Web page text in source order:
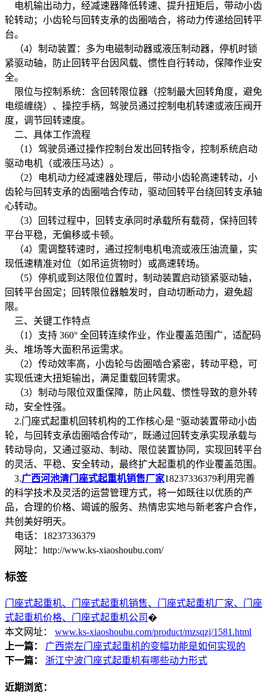
电机输出动力，经减速器降低转速、提升扭矩后，带动小齿
轮转动；小齿轮与回转支承的齿圈啮合，将动力传递给回转平
台。
（4）制动装置：多为电磁制动器或液压制动器，停机时锁
紧驱动轴，防止回转平台因风载、惯性自行转动，保障作业安
全。
限位与控制系统：含回转限位器（控制最大回转角度，避免
电缆缠绕）、操控手柄，驾驶员通过控制电机转速或液压阀开
度，调节回转速度。
二、具体工作流程
（1）驾驶员通过操作控制台发出回转指令，控制系统启动
驱动电机（或液压马达）。
（2）电机动力经减速器处理后，带动小齿轮高速转动，小
齿轮与回转支承的齿圈啮合传动，驱动回转平台绕回转支承轴
心转动。
（3）回转过程中，回转支承同时承载所有载荷，保持回转
平台平稳，无偏移或卡顿。
（4）需调整转速时，通过控制电机电流或液压油流量，实
现低速精准对位（如吊运货物时）或高速转场。
（5）停机或到达限位位置时，制动装置启动锁紧驱动轴，
回转平台固定；回转限位器触发时，自动切断动力，避免超
限。
三、关键工作特点
（1）支持 360° 全回转连续作业，作业覆盖范围广，适配码
头、堆场等大面积吊运需求。
（2）传动效率高，小齿轮与齿圈啮合紧密，转动平稳，可
实现低速大扭矩输出，满足重载回转需求。
（3）制动与限位双重保障，防止风载、惯性导致的意外转
动，安全性强。
2.门座式起重机回转机构的工作核心是 “驱动装置带动小齿
轮，与回转支承齿圈啮合传动”，既通过回转支承实现承载与
转动导向，又通过驱动、制动、限位装置协同，实现回转平台
的灵活、平稳、安全转动，最终扩大起重机的作业覆盖范围。
3.广西河池清门座式起重机销售厂家18237336379利用完善
的科学技术及灵活的运营管理方式，将一如既往以优质的产
品，合理的价格、竭诚的服务、热情忠实地与新老客户合作，
共创美好明天。
电话：18237336379
网址：http://www.ks-xiaoshoubu.com/
标签
门座式起重机、门座式起重机销售、门座式起重机厂家、门座
式起重机价格、门座式起重机公司 �
本文网址： www.ks-xiaoshoubu.com/product/mzsqzj/1581.html
上一篇：
广西崇左门座式起重机的变幅功能是如何实现的
下一篇：
浙江宁波门座式起重机有哪些动力形式
近期浏览：